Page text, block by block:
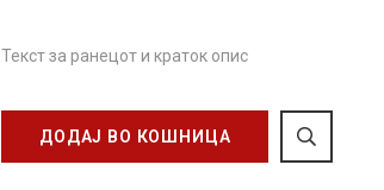
Текст за ранецот и краток опис
ДОДАЈ ВО КОШНИЦА